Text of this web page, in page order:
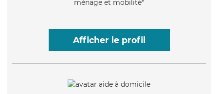
ménage et mobilité*
Afficher le profil